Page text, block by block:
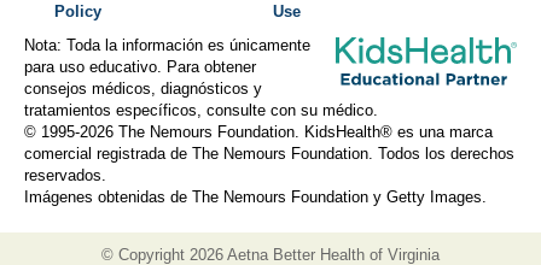
Policy
Use
Nota: Toda la información es únicamente
para uso educativo. Para obtener
consejos médicos, diagnósticos y
tratamientos específicos, consulte con su médico.
© 1995-2026 The Nemours Foundation. KidsHealth® es una marca
comercial registrada de The Nemours Foundation. Todos los derechos
reservados.
Imágenes obtenidas de The Nemours Foundation y Getty Images.
© Copyright 2026 Aetna Better Health of Virginia